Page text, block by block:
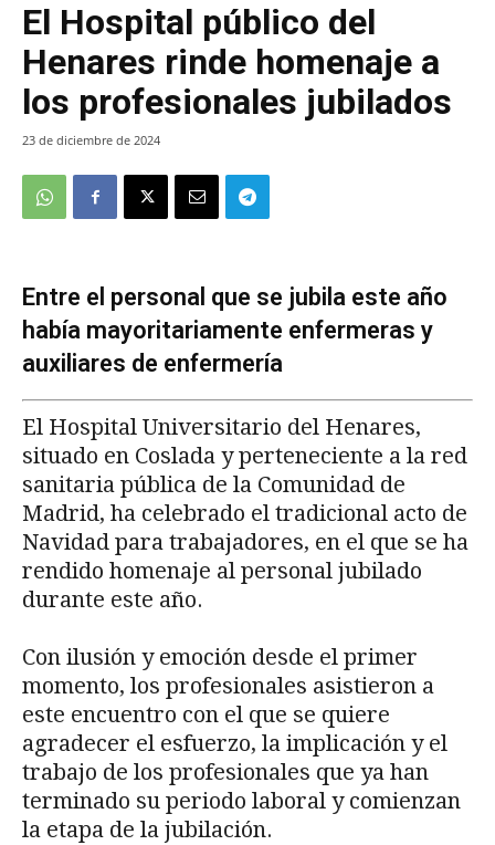
El Hospital público del
Henares rinde homenaje a
los profesionales jubilados
23 de diciembre de 2024
Entre el personal que se jubila este año
había mayoritariamente enfermeras y
auxiliares de enfermería
El Hospital Universitario del Henares,
situado en Coslada y perteneciente a la red
sanitaria pública de la Comunidad de
Madrid, ha celebrado el tradicional acto de
Navidad para trabajadores, en el que se ha
rendido homenaje al personal jubilado
durante este año.
Con ilusión y emoción desde el primer
momento, los profesionales asistieron a
este encuentro con el que se quiere
agradecer el esfuerzo, la implicación y el
trabajo de los profesionales que ya han
terminado su periodo laboral y comienzan
la etapa de la jubilación.